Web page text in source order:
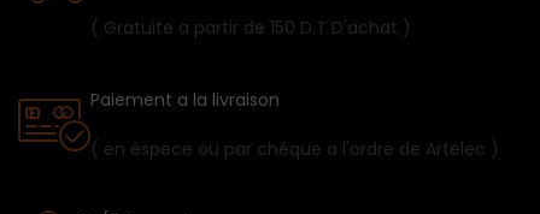
( Gratuite a partir de 150 D.T D'achat )
Paiement a la livraison
( en éspece ou par chéque a l'ordre de Artelec )